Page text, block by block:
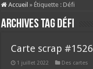
Accueil » Étiquette :Défi
Archives tagDéfi
Carte scrap #1526
1 juillet 2022 Des cartes